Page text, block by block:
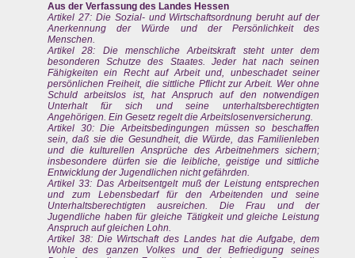
Aus der Verfassung des Landes Hessen
Artikel 27: Die Sozial- und Wirtschaftsordnung beruht auf der
Anerkennung der Würde und der Persönlichkeit des
Menschen.
Artikel 28: Die menschliche Arbeitskraft steht unter dem
besonderen Schutze des Staates. Jeder hat nach seinen
Fähigkeiten ein Recht auf Arbeit und, unbeschadet seiner
persönlichen Freiheit, die sittliche Pflicht zur Arbeit. Wer ohne
Schuld arbeitslos ist, hat Anspruch auf den notwendigen
Unterhalt für sich und seine unterhaltsberechtigten
Angehörigen. Ein Gesetz regelt die Arbeitslosenversicherung.
Artikel 30: Die Arbeitsbedingungen müssen so beschaffen
sein, daß sie die Gesundheit, die Würde, das Familienleben
und die kulturellen Ansprüche des Arbeitnehmers sichern;
insbesondere dürfen sie die leibliche, geistige und sittliche
Entwicklung der Jugendlichen nicht gefährden.
Artikel 33: Das Arbeitsentgelt muß der Leistung entsprechen
und zum Lebensbedarf für den Arbeitenden und seine
Unterhaltsberechtigten ausreichen. Die Frau und der
Jugendliche haben für gleiche Tätigkeit und gleiche Leistung
Anspruch auf gleichen Lohn.
Artikel 38: Die Wirtschaft des Landes hat die Aufgabe, dem
Wohle des ganzen Volkes und der Befriedigung seines